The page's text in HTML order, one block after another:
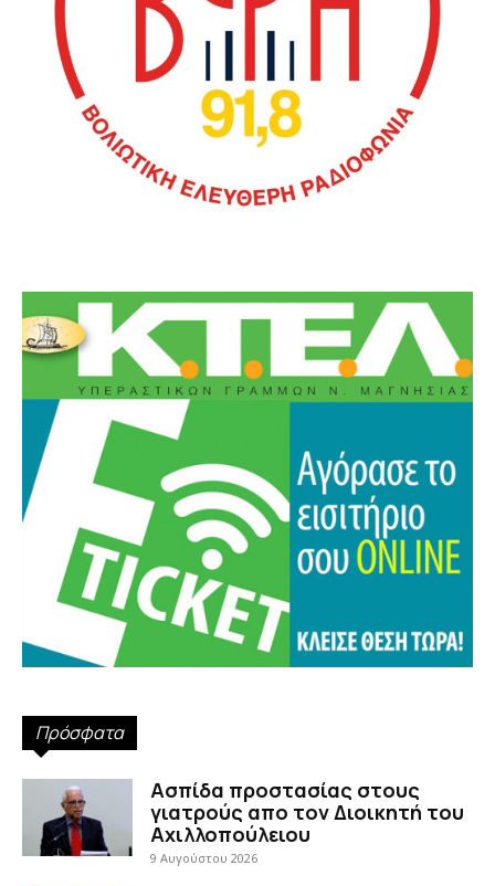
Πρόσφατα
Ασπίδα προστασίας στους
γιατρούς απο τον Διοικητή του
Αχιλλοπούλειου
9 Αυγούστου 2026